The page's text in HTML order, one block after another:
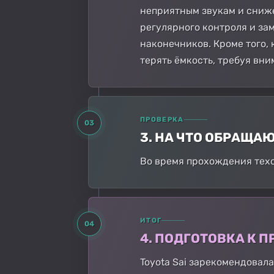
неприятным звукам и
регулярного контроля и
наконечников. Кроме
терять ёмкость, требуя
03 ПРОВЕРКА
3. НА ЧТО
Во время прохождения
04 ИТОГ
4. ПОДГОТОВКА К
Toyota Sai